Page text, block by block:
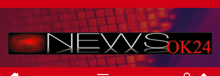
Skip
content